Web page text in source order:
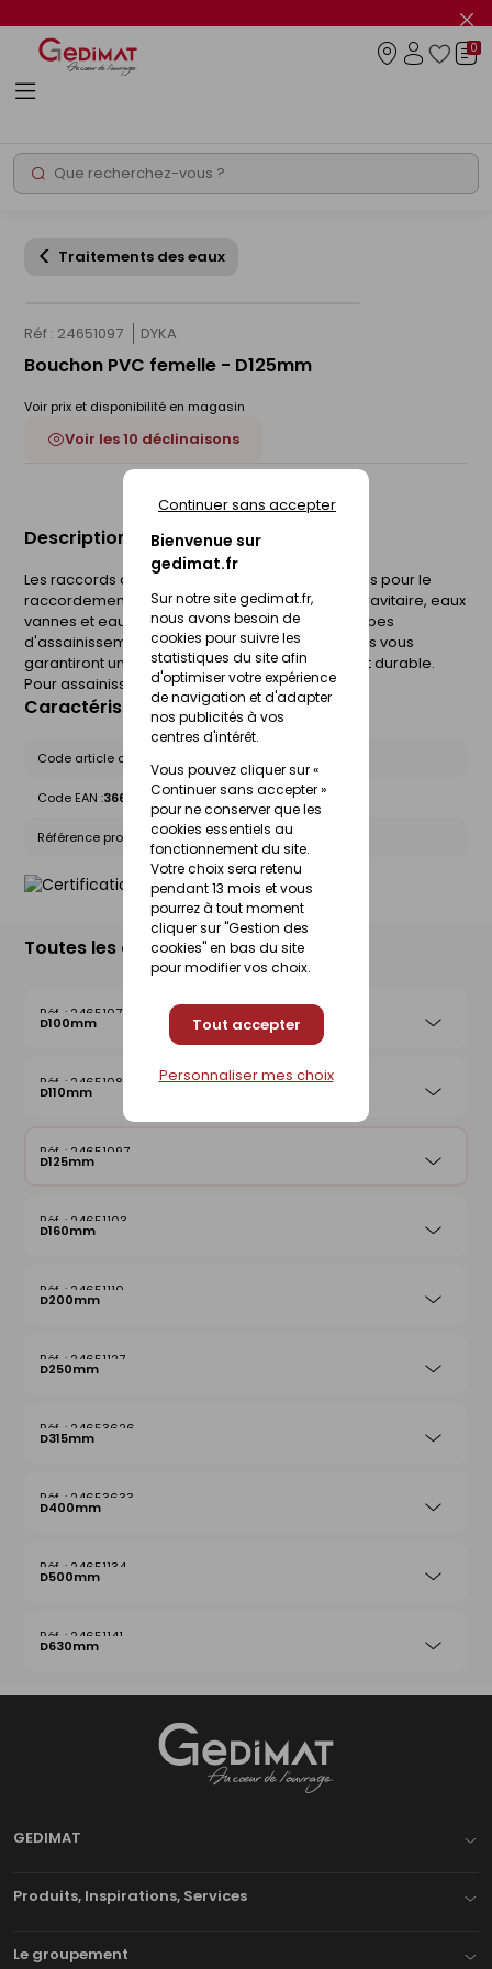
Bienvenue sur
gedimat.fr
Sur notre site gedimat.fr,
nous avons besoin de
cookies pour suivre les
statistiques du site afin
d'optimiser votre expérience
de navigation et d'adapter
nos publicités à vos
centres d'intérêt.
Vous pouvez cliquer sur «
Continuer sans accepter »
pour ne conserver que les
cookies essentiels au
fonctionnement du site.
Votre choix sera retenu
pendant 13 mois et vous
pourrez à tout moment
cliquer sur "Gestion des
cookies" en bas du site
pour modifier vos choix.
Tout accepter
Continuer sans accepter
Personnaliser mes choix
le
info
Rechercher
0
Traitements des eaux
Réf : 24651097 DYKA
Bouchon PVC femelle - D125mm
Voir prix et disponibilité en magasin
Voir les 10 déclinaisons
Description du produit
Les raccords assainissement en PVC sont conçus pour le
raccordement des réseaux d'assainissement gravitaire, eaux
vannes et eaux pluviales. Combinés avec nos tubes
d'assainissement Sotralys et Ultra16 nos raccords vous
garantiront un réseau d'assainissement fiable et durable.
Pour assainissement.
Caractéristiques du produit
Code article chez le fournisseur :
Code EAN :3660864055805
Référence produit nationale Gedimat : 24651097
Toutes les déclinaisons
24651073
D100mm
24651080
D110mm
24651097
D125mm
24651103
D160mm
24651110
D200mm
24651127
D250mm
24653626
D315mm
24653633
D400mm
24651134
D500mm
24651141
D630mm
GEDIMAT
Produits, Inspirations, Services
Le groupement